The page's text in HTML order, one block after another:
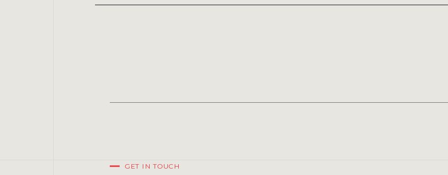
GET IN TOUCH